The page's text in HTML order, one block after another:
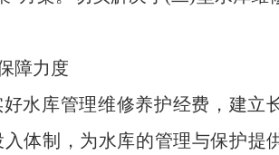
障力度
水库管理维修养护经费，建立
入体制，为水库的管理与保护提